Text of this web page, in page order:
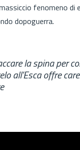
fenomeno di
dopoguerra.
la spina per
all'Esca offre